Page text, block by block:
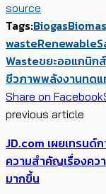
source
Tags:Biogas
wasteRenewable
Wasteขยะออแกนิกส์
ชีวภาพพลังงานทดแ
Share on Facebook
previous article
JD.com เผยเทรนด์
ความสำคัญเรื่องคว
มากขึ้น